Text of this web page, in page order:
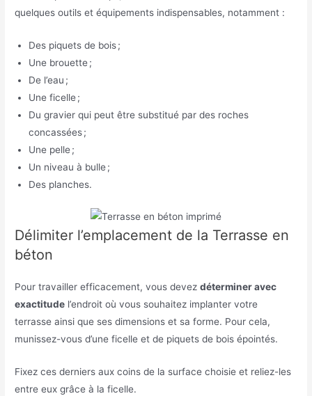
quelques outils et équipements indispensables, notamment :
Des piquets de bois ;
Une brouette ;
De l’eau ;
Une ficelle ;
Du gravier qui peut être substitué par des roches
concassées ;
Une pelle ;
Un niveau à bulle ;
Des planches.
Délimiter l’emplacement de la Terrasse en
béton
Pour travailler efficacement, vous devezdéterminer avec
exactitude l’endroit où vous souhaitez implanter votre
terrasse ainsi que ses dimensions et sa forme. Pour cela,
munissez-vous d’une ficelle et de piquets de bois épointés.
Fixez ces derniers aux coins de la surface choisie et reliez-les
entre eux grâce à la ficelle.